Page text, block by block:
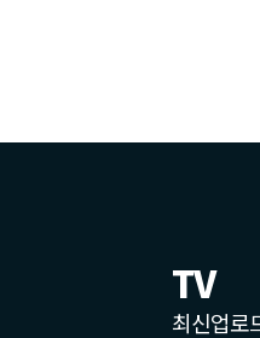
TV
최신업로